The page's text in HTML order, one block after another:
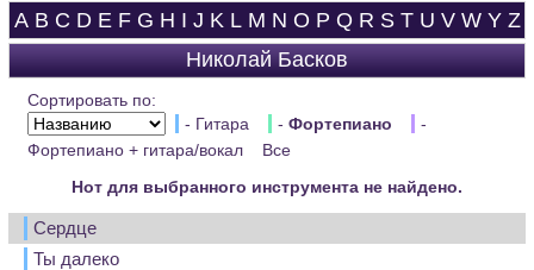
A B C D E F G H I J K L M N O P Q R S T U V W Y Z
Николай Басков
Сортировать по:
- Гитара
-Фортепиано
-
Фортепиано + гитара/вокал
Все
Нот для выбранного инструмента не найдено.
Сердце
Ты далеко